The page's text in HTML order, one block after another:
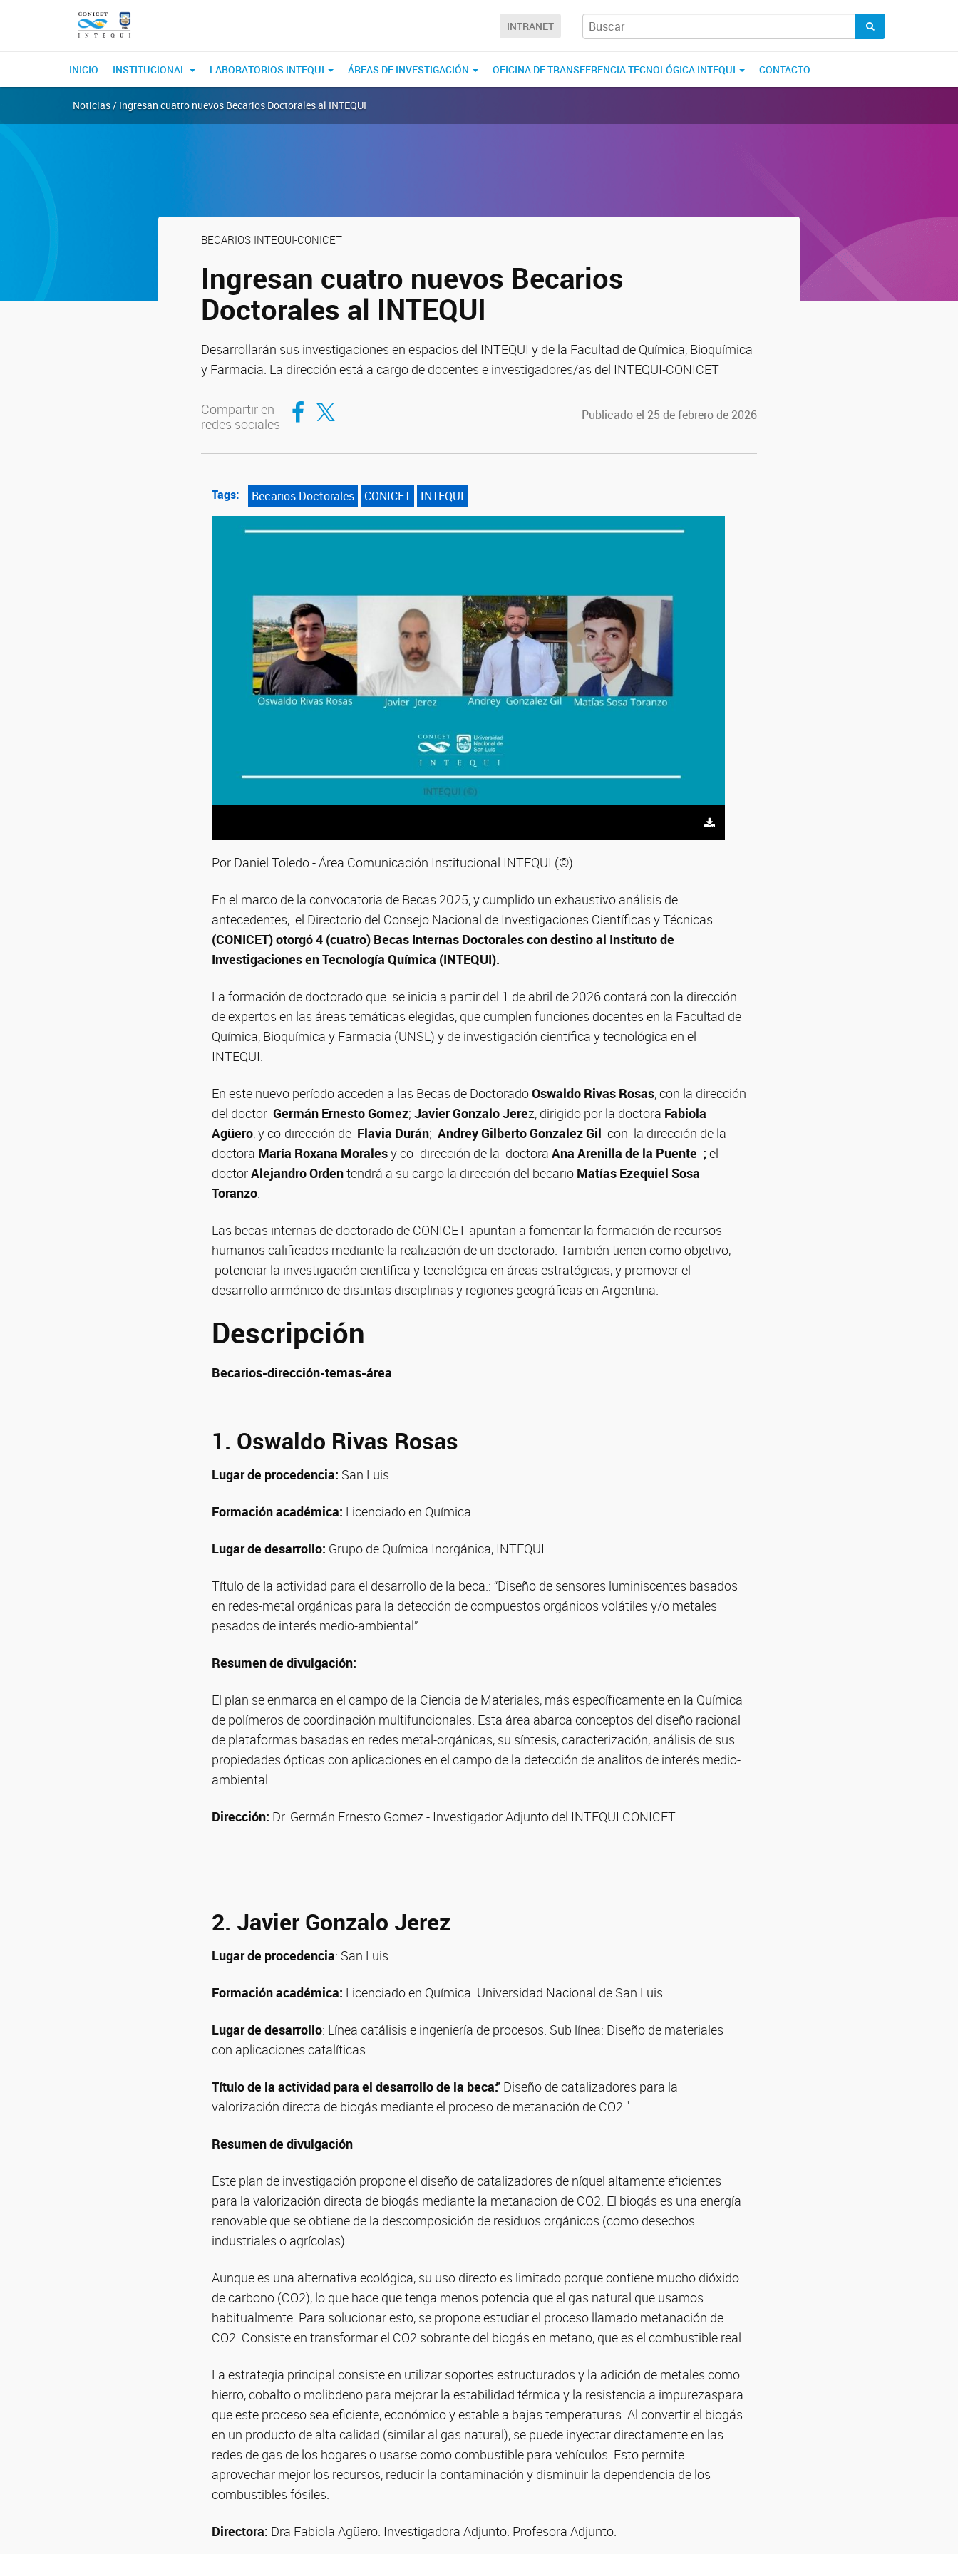
INTRANET
INICIO INSTITUCIONAL LABORATORIOS INTEQUI ÁREAS DE INVESTIGACIÓN OFICINA DE TRANSFERENCIA TECNOLÓGICA INTEQUI CONTACTO
Noticias / Ingresan cuatro nuevos Becarios Doctorales al INTEQUI
BECARIOS INTEQUI-CONICET
Ingresan cuatro nuevos Becarios
Doctorales al INTEQUI
Desarrollarán sus investigaciones en espacios del INTEQUI y de la Facultad de Química, Bioquímica
y Farmacia. La dirección está a cargo de docentes e investigadores/as del INTEQUI-CONICET
Compartir en
redes sociales
Compartir en Facebook
Compartir en Twitter Publicado el 25 de febrero de 2026
Tags: Becarios Doctorales CONICET INTEQUI
Por Daniel Toledo - Área Comunicación Institucional INTEQUI (©)
En el marco de la convocatoria de Becas 2025, y cumplido un exhaustivo análisis de
antecedentes, el Directorio del Consejo Nacional de Investigaciones Científicas y Técnicas
(CONICET)otorgó 4 (cuatro) Becas Internas Doctorales con destino al Instituto de
Investigaciones en Tecnología Química (INTEQUI).
La formación de doctorado que se inicia a partir del 1 de abril de 2026 contará con la dirección
de expertos en las áreas temáticas elegidas, que cumplen funciones docentes en la Facultad de
Química, Bioquímica y Farmacia (UNSL) y de investigación científica y tecnológica en el
INTEQUI.
En este nuevo período acceden a las Becas de DoctoradoOswaldo Rivas Rosas, con la dirección
del doctor Germán Ernesto Gomez; Javier Gonzalo Jerez, dirigido por la doctora Fabiola
Agüero, y co-dirección de Flavia Durán; Andrey Gilberto Gonzalez Gil con la dirección de la
doctora María Roxana Moralesy co- dirección de la doctora Ana Arenilla de la Puente ;el
doctorAlejandro Ordentendrá a su cargo la dirección del becario Matías Ezequiel Sosa
Toranzo.
Las becas internas de doctorado de CONICET apuntan a fomentar la formación de recursos
humanos calificados mediante la realización de un doctorado. También tienen como objetivo,
potenciar la investigación científica y tecnológica en áreas estratégicas, y promover el
desarrollo armónico de distintas disciplinas y regiones geográficas en Argentina.
Descripción
Becarios-dirección-temas-área
1. Oswaldo Rivas Rosas
Lugar de procedencia: San Luis
Formación académica: Licenciado en Química
Lugar de desarrollo: Grupo de Química Inorgánica, INTEQUI.
Título de la actividad para el desarrollo de la beca.: “Diseño de sensores luminiscentes basados
en redes-metal orgánicas para la detección de compuestos orgánicos volátiles y/o metales
pesados de interés medio-ambiental”
Resumen de divulgación:
El plan se enmarca en el campo de la Ciencia de Materiales, más específicamente en la Química
de polímeros de coordinación multifuncionales. Esta área abarca conceptos del diseño racional
de plataformas basadas en redes metal-orgánicas, su síntesis, caracterización, análisis de sus
propiedades ópticas con aplicaciones en el campo de la detección de analitos de interés medio-
ambiental.
Dirección: Dr. Germán Ernesto Gomez - Investigador Adjunto del INTEQUI CONICET
2. Javier Gonzalo Jerez
Lugar de procedencia: San Luis
Formación académica: Licenciado en Química. Universidad Nacional de San Luis.
Lugar de desarrollo: Línea catálisis e ingeniería de procesos. Sub línea: Diseño de materiales
con aplicaciones catalíticas.
Título de la actividad para el desarrollo de la beca:" Diseño de catalizadores para la
valorización directa de biogás mediante el proceso de metanación de CO2 ".
Resumen de divulgación
Este plan de investigación propone el diseño de catalizadores de níquel altamente eficientes
para la valorización directa de biogás mediante la metanacion de CO2. El biogás es una energía
renovable que se obtiene de la descomposición de residuos orgánicos (como desechos
industriales o agrícolas).
Aunque es una alternativa ecológica, su uso directo es limitado porque contiene mucho dióxido
de carbono (CO2), lo que hace que tenga menos potencia que el gas natural que usamos
habitualmente. Para solucionar esto, se propone estudiar el proceso llamado metanación de
CO2. Consiste en transformar el CO2 sobrante del biogás en metano, que es el combustible real.
La estrategia principal consiste en utilizar soportes estructurados y la adición de metales como
hierro, cobalto o molibdeno para mejorar la estabilidad térmica y la resistencia a impurezaspara
que este proceso sea eficiente, económico y estable a bajas temperaturas. Al convertir el biogás
en un producto de alta calidad (similar al gas natural), se puede inyectar directamente en las
redes de gas de los hogares o usarse como combustible para vehículos. Esto permite
aprovechar mejor los recursos, reducir la contaminación y disminuir la dependencia de los
combustibles fósiles.
Directora: Dra Fabiola Agüero. Investigadora Adjunto. Profesora Adjunto.